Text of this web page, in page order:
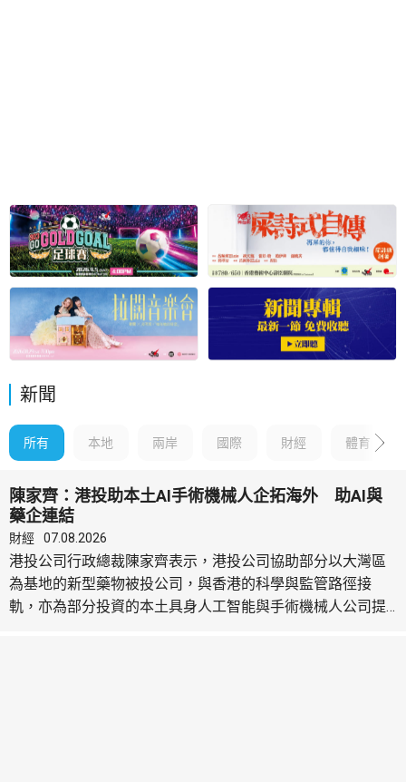
新聞
所有 本地 兩岸 國際 財經 體育
陳家齊：港投助本土AI手術機械人企拓海外 助AI與
藥企連結
財經 07.08.2026
港投公司行政總裁陳家齊表示，港投公司協助部分以大灣區
為基地的新型藥物被投公司，與香港的科學與監管路徑接
軌，亦為部分投資的本土具身人工智能與手術機械人公司提